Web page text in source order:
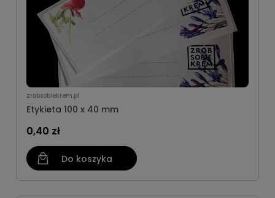
zrobsobiekrem.pl
Etykieta 100 x 40 mm
0,40 zł
Do koszyka